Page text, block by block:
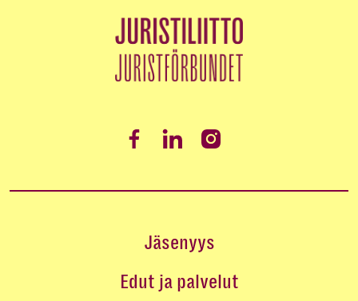
Jäsenyys
Edut ja palvelut